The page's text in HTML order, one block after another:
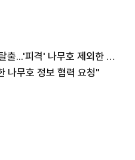
HMM 중량화물선 호르무즈 탈출...'피격' 나무호 제외한 모든 선박 해협 나와
나무호 정보 협력 요청"